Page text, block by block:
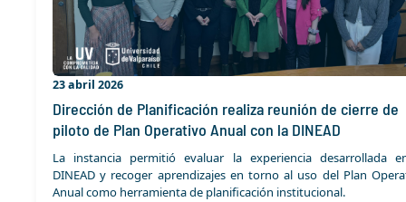
23 abril 2026
Dirección de Planificación realiza reunión de cierre de
piloto de Plan Operativo Anual con la DINEAD
La instancia permitió evaluar la experiencia desarrollada
DINEAD y recoger aprendizajes en torno al uso del Plan
Anual como herramienta de planificación institucional.